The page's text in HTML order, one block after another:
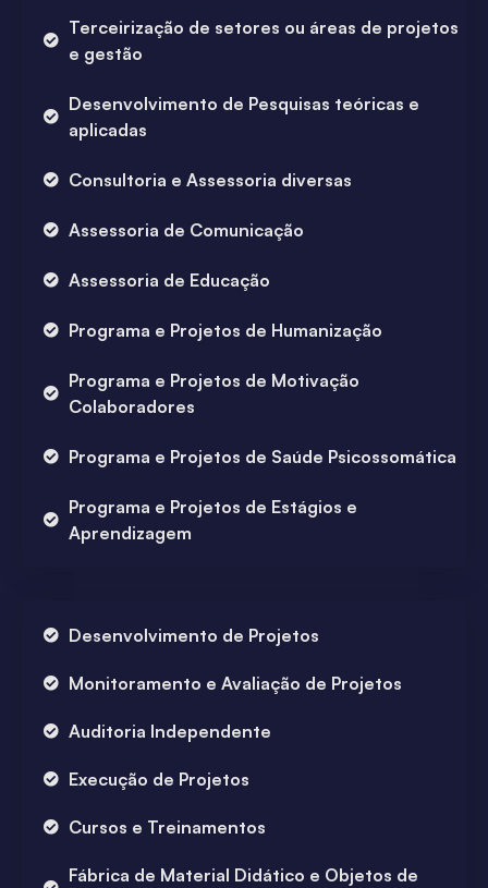
Terceirização de setores ou áreas de projetos
e gestão
Desenvolvimento de Pesquisas teóricas e
aplicadas
Consultoria e Assessoria diversas
Assessoria de Comunicação
Assessoria de Educação
Programa e Projetos de Humanização
Programa e Projetos de Motivação
Colaboradores
Programa e Projetos de Saúde Psicossomática
Programa e Projetos de Estágios e
Aprendizagem
Desenvolvimento de Projetos
Monitoramento e Avaliação de Projetos
Auditoria Independente
Execução de Projetos
Cursos e Treinamentos
Fábrica de Material Didático e Objetos de